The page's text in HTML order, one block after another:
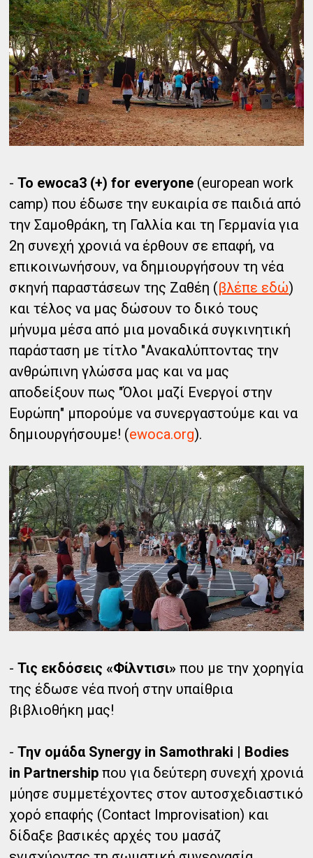
-Το ewoca3 (+) for everyone (european work
camp) που έδωσε την ευκαιρία σε παιδιά από
την Σαμοθράκη, τη Γαλλία και τη Γερμανία για
2η συνεχή χρονιά να έρθουν σε επαφή, να
επικοινωνήσουν, να δημιουργήσουν τη νέα
σκηνή παραστάσεων της Ζαθέη (βλέπε εδώ)
και τέλος να μας δώσουν το δικό τους
μήνυμα μέσα από μια μοναδικά συγκινητική
παράσταση με τίτλο "Ανακαλύπτοντας την
ανθρώπινη γλώσσα μας και να μας
αποδείξουν πως "Όλοι μαζί Ενεργοί στην
Ευρώπη" μπορούμε να συνεργαστούμε και να
δημιουργήσουμε! (ewoca.org).
-Τις εκδόσεις «Φίλντισι» που με την χορηγία
της έδωσε νέα πνοή στην υπαίθρια
βιβλιοθήκη μας!
-Την ομάδα Synergy in Samothraki | Bodies
in Partnership που για δεύτερη συνεχή χρονιά
μύησε συμμετέχοντες στον αυτοσχεδιαστικό
χορό επαφής (Contact Improvisation) και
δίδαξε βασικές αρχές του μασάζ